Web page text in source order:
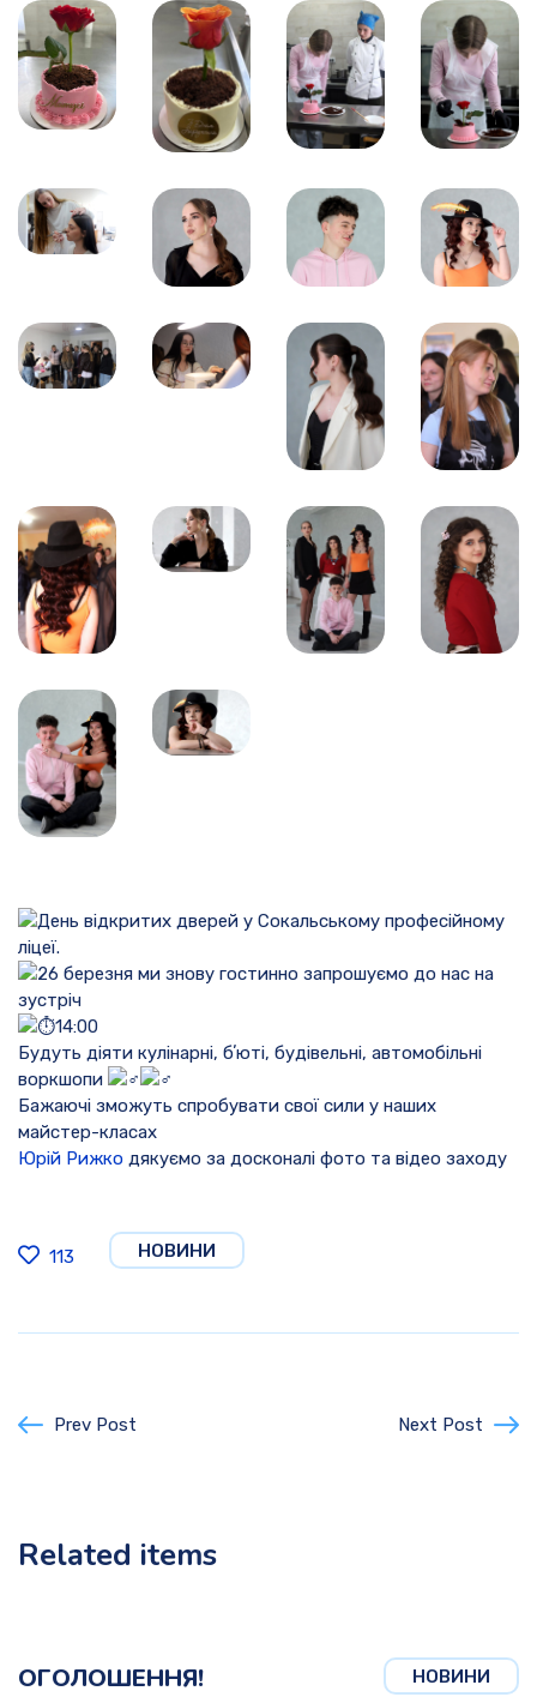
День відкритих дверей у Сокальському професійному
ліцеї.
26 березня ми знову гостинно запрошуємо до нас на
зустріч
14:00
Будуть діяти кулінарні, бʼюті, будівельні, автомобільні
воркшопи
Бажаючі зможуть спробувати свої сили у наших
майстер-класах
Юрій Рижко дякуємо за досконалі фото та відео заходу
113 НОВИНИ
Prev Post Next Post
Related items
НОВИНИ
ОГОЛОШЕННЯ!